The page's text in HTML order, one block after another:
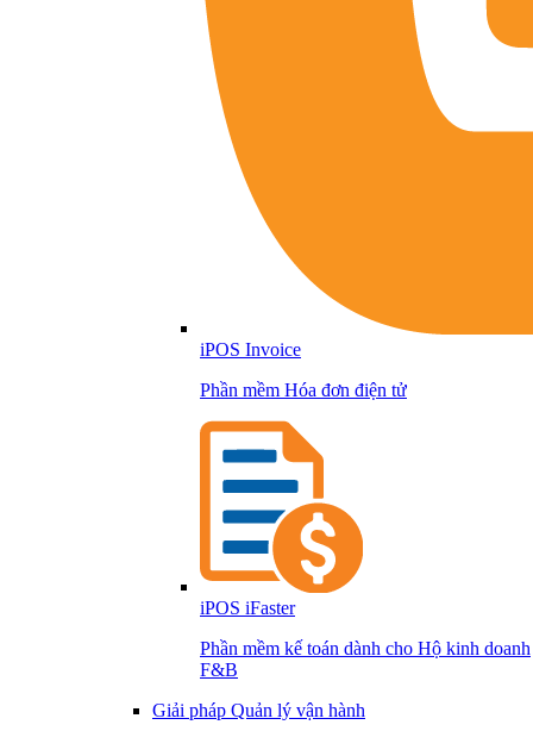
iPOS Invoice
Phần mềm Hóa đơn điện tử
iPOS iFaster
Phần mềm kế toán dành cho Hộ kinh doanh
F&B
Giải pháp Quản lý vận hành